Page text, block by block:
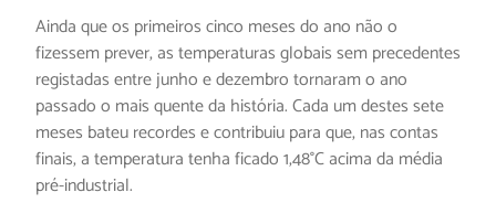
Ainda que os primeiros cinco meses do ano não o
fizessem prever, as temperaturas globais sem precedentes
registadas entre junho e dezembro tornaram o ano
passado o mais quente da história. Cada um destes sete
meses bateu recordes e contribuiu para que, nas contas
finais, a temperatura tenha ficado 1,48°C acima da média
pré-industrial.